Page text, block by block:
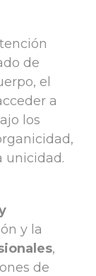
de
el
a
los
unicidad.
y la
,
de